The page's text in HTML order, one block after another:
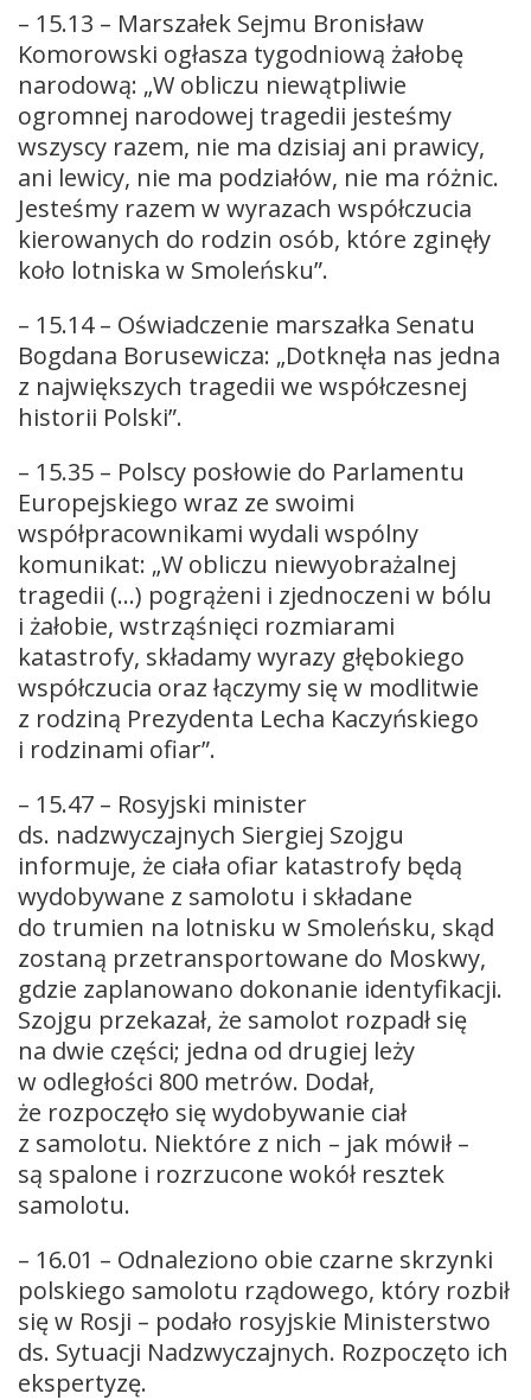
– 15.13 – Marszałek Sejmu Bronisław
Komorowski ogłasza tygodniową żałobę
narodową: „W obliczu niewątpliwie
ogromnej narodowej tragedii jesteśmy
wszyscy razem, nie ma dzisiaj ani prawicy,
ani lewicy, nie ma podziałów, nie ma różnic.
Jesteśmy razem w wyrazach współczucia
kierowanych do rodzin osób, które zginęły
koło lotniska w Smoleńsku”.
– 15.14 – Oświadczenie marszałka Senatu
Bogdana Borusewicza: „Dotknęła nas jedna
z największych tragedii we współczesnej
historii Polski”.
– 15.35 – Polscy posłowie do Parlamentu
Europejskiego wraz ze swoimi
współpracownikami wydali wspólny
komunikat: „W obliczu niewyobrażalnej
tragedii (…) pogrążeni i zjednoczeni w bólu
i żałobie, wstrząśnięci rozmiarami
katastrofy, składamy wyrazy głębokiego
współczucia oraz łączymy się w modlitwie
z rodziną Prezydenta Lecha Kaczyńskiego
i rodzinami ofiar”.
– 15.47 – Rosyjski minister
ds. nadzwyczajnych Siergiej Szojgu
informuje, że ciała ofiar katastrofy będą
wydobywane z samolotu i składane
do trumien na lotnisku w Smoleńsku, skąd
zostaną przetransportowane do Moskwy,
gdzie zaplanowano dokonanie identyfikacji.
Szojgu przekazał, że samolot rozpadł się
na dwie części; jedna od drugiej leży
w odległości 800 metrów. Dodał,
że rozpoczęło się wydobywanie ciał
z samolotu. Niektóre z nich – jak mówił –
są spalone i rozrzucone wokół resztek
samolotu.
– 16.01 – Odnaleziono obie czarne skrzynki
polskiego samolotu rządowego, który rozbił
się w Rosji – podało rosyjskie Ministerstwo
ds. Sytuacji Nadzwyczajnych. Rozpoczęto ich
ekspertyzę.